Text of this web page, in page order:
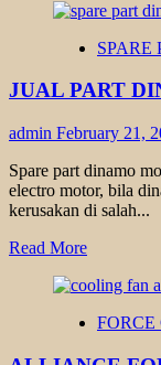
about
CHCZ
SPARE
JUAL PART
admin February 21,
Spare part dinamo
electro motor, bila
kerusakan di salah...
Read MoreRead
about
PART